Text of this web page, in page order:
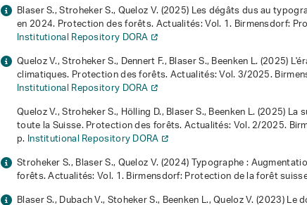
Blaser S., Stroheker S., Queloz V. (2025)Les dégâts dus au
en 2024. Protection des forêts. Actualités: Vol. 1. Birmensdorf:
Institutional Repository DORA
Queloz V., Stroheker S., Dennert F., Blaser S., Beenken L. (2025)
climatiques. Protection des forêts. Actualités: Vol. 3/2025.
Institutional Repository DORA
Queloz V., Stroheker S., Hölling D., Blaser S., Beenken L. (2025)La
toute la Suisse. Protection des forêts. Actualités: Vol. 2/2025.
p. Institutional Repository DORA
Stroheker S., Blaser S., Queloz V. (2024)Typographe :
forêts. Actualités: Vol. 1. Birmensdorf: Protection de la forêt
Blaser S., Dubach V., Stoheker S., Beenken L., Queloz V. (2023)Le